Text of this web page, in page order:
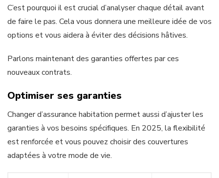
C’est pourquoi il est crucial d’analyser chaque détail avant
de faire le pas. Cela vous donnera une meilleure idée de vos
options et vous aidera à éviter des décisions hâtives.
Parlons maintenant des garanties offertes par ces
nouveaux contrats.
Optimiser ses garanties
Changer d’assurance habitation permet aussi d’ajuster les
garanties à vos besoins spécifiques. En 2025, la flexibilité
est renforcée et vous pouvez choisir des couvertures
adaptées à votre mode de vie.